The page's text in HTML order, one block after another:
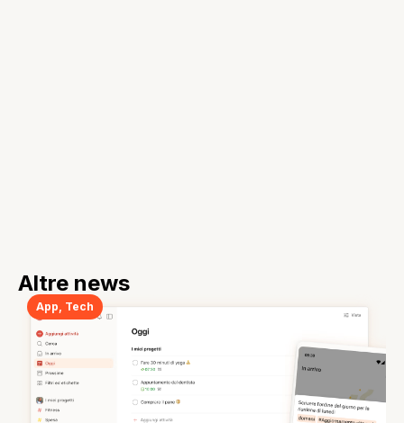
Altre news
App Tech